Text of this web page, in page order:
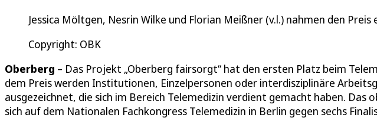
Jessica Möltgen, Nesrin Wilke und Florian Meißner (v.l.) nahmen den Preis
Copyright: OBK
Oberberg – Das Projekt „Oberberg fairsorgt“ hat den ersten Platz beim
dem Preis werden Institutionen, Einzelpersonen oder interdisziplinäre
ausgezeichnet, die sich im Bereich Telemedizin verdient gemacht haben.
sich auf dem Nationalen Fachkongress Telemedizin in Berlin gegen sechs